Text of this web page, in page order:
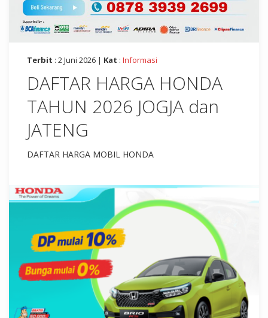
Terbit : 2 Juni 2026 | Kat : Informasi
DAFTAR HARGA HONDA
TAHUN 2026 JOGJA dan
JATENG
DAFTAR HARGA MOBIL HONDA